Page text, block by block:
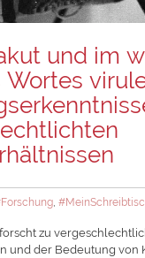
und im
Wortes
,
forscht zu
und der Bedeutung von